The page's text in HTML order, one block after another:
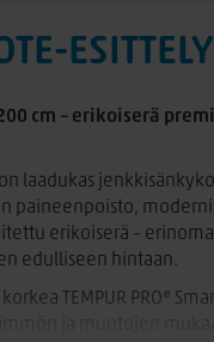
ESITTELY
cm – erikoiserä
laadukas
paineenpoisto,
erikoiserä –
edulliseen hintaan.
TEMPUR PRO®